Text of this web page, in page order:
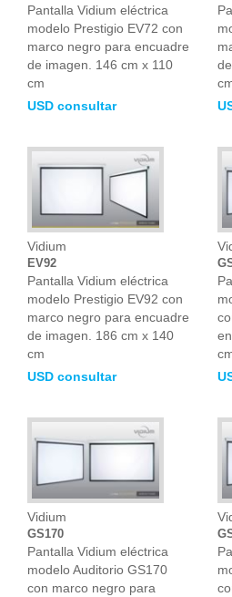
Pantalla Vidium eléctrica
modelo Prestigio EV72 con
marco negro para encuadre
de imagen. 146 cm x 110
cm
USD consultar
Vidium
EV92
Pantalla Vidium eléctrica
modelo Prestigio EV92 con
marco negro para encuadre
de imagen. 186 cm x 140
cm
USD consultar
Vidium
GS170
Pantalla Vidium eléctrica
modelo Auditorio GS170
con marco negro para